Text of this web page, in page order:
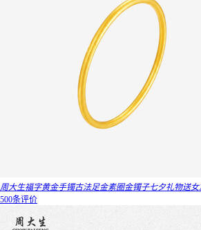
周大生福字黄金手镯古法足金素圈金镯子七夕礼物送女
500条评价